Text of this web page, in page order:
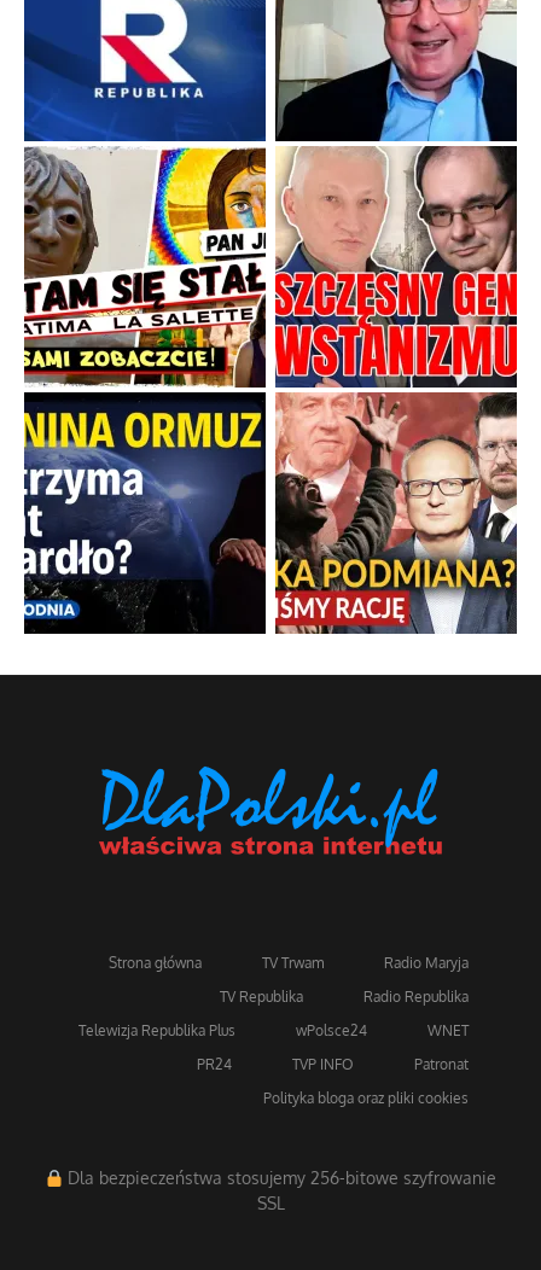
Strona główna TV Trwam
Radio Maryja
TV Republika
Radio Republika
Telewizja Republika Plus
wPolsce24
WNET
PR24
TVP INFO
Patronat
Polityka bloga oraz pliki cookies
Dla bezpieczeństwa stosujemy 256-bitowe szyfrowanie
SSL